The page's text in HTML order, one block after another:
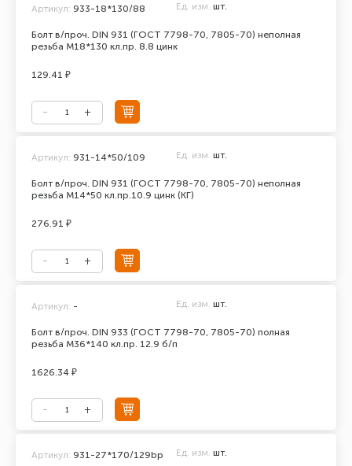
Болт в/проч. DIN 931 (ГОСТ 7798-70, 7805-70) неполная
резьба М18*130 кл.пр. 8.8 цинк
Артикул: 933-18*130/88 Ед. изм. шт.
129.41 ₽
Болт в/проч. DIN 931 (ГОСТ 7798-70, 7805-70) неполная
резьба М14*50 кл.пр.10.9 цинк (КГ)
Артикул: 931-14*50/109 Ед. изм. шт.
276.91 ₽
Болт в/проч. DIN 933 (ГОСТ 7798-70, 7805-70) полная
резьба М36*140 кл.пр. 12.9 б/п
Артикул: - Ед. изм. шт.
1626.34 ₽
Артикул: 931-27*170/129bp Ед. изм. шт.